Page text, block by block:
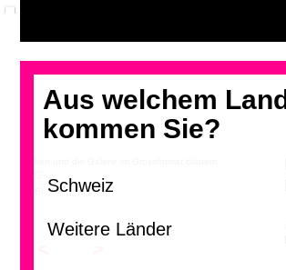
Aus welchem Land
kommen Sie?
Griechenland 2